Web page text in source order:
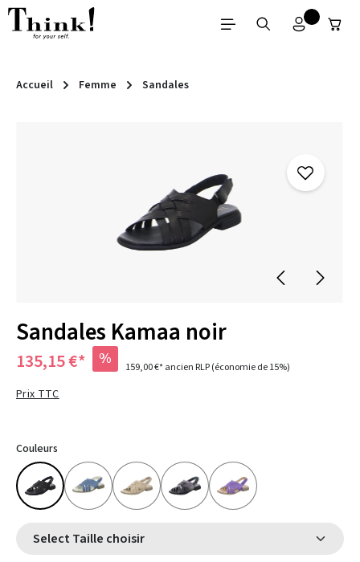
Passer au contenu principal
Accueil Femme Sandales
Sandales Kamaa noir
135,15 €* % 159,00 €*ancien RLP(économie de 15%)
Prix TTC
Couleurs
Select Taille choisir